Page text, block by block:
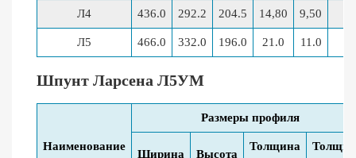
Л4 436.0 292.2 204.5 14,80 9,50
Л5 466.0 332.0 196.0 21.0 11.0
Шпунт Ларсена Л5УМ
Наименование
Размеры профиля
Ширина Высота
Толщина